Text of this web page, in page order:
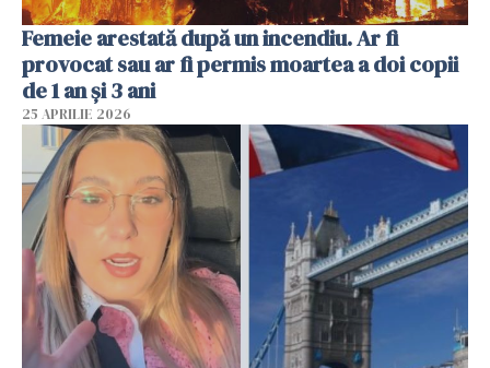
Femeie arestată după un incendiu. Ar fi
provocat sau ar fi permis moartea a doi copii
de 1 an și 3 ani
25 APRILIE 2026